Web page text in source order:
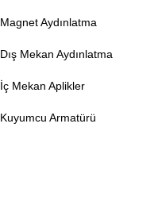
Magnet Aydınlatma
Dış Mekan Aydınlatma
İç Mekan Aplikler
Kuyumcu Armatürü